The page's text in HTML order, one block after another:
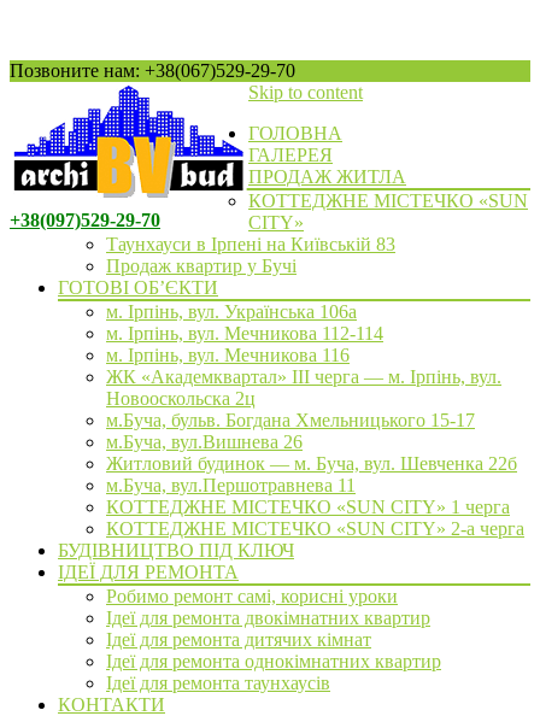
Позвоните нам: +38(067)529-29-70
+38(097)529-29-70
Skip to content
ГОЛОВНА
ГАЛЕРЕЯ
ПРОДАЖ ЖИТЛА
КОТТЕДЖНЕ МІСТЕЧКО «SUN
CITY»
Таунхауси в Ірпені на Київській 83
Продаж квартир у Бучі
ГОТОВІ ОБ’ЄКТИ
м. Ірпінь, вул. Українська 106а
м. Ірпінь, вул. Мечникова 112-114
м. Ірпінь, вул. Мечникова 116
ЖК «Академквартал» III черга — м. Ірпінь, вул.
Новооскольска 2ц
м.Буча, бульв. Богдана Хмельницького 15-17
м.Буча, вул.Вишнева 26
Житловий будинок — м. Буча, вул. Шевченка 22б
м.Буча, вул.Першотравнева 11
КОТТЕДЖНЕ МІСТЕЧКО «SUN CITY» 1 черга
КОТТЕДЖНЕ МІСТЕЧКО «SUN CITY» 2-а черга
БУДІВНИЦТВО ПІД КЛЮЧ
ІДЕЇ ДЛЯ РЕМОНТА
Робимо ремонт самі, корисні уроки
Ідеї для ремонта двокімнатних квартир
Ідеї для ремонта дитячих кімнат
Ідеї для ремонта однокімнатних квартир
Ідеї для ремонта таунхаусів
КОНТАКТИ